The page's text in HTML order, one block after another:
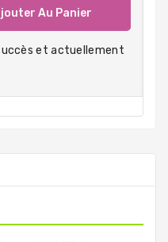
Au Panier
et actuellement